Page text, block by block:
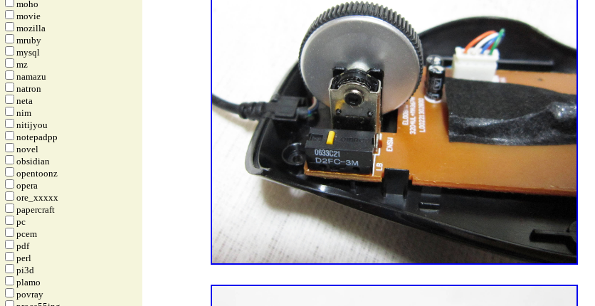
moho
movie
mozilla
mruby
mysql
mz
namazu
natron
neta
nim
nitijyou
notepadpp
novel
obsidian
opentoonz
opera
ore_xxxxx
papercraft
pc
pcem
pdf
perl
pi3d
plamo
povray